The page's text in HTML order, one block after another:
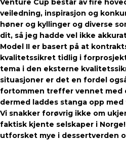
Venture Cup består av fire
veiledning, inspirasjon og
høner og kyllinger og diverse
dit, så jeg hadde vel ikke
Model II er basert på at
kvalitetssikret tidlig i
tema i den eksterne
situasjoner er det en fordel
fortommen treffer vennet med
dermed laddes stanga opp
Vi snakker forøvrig ikke om
faktisk kjente selskaper i
utforsket mye i dessertverden